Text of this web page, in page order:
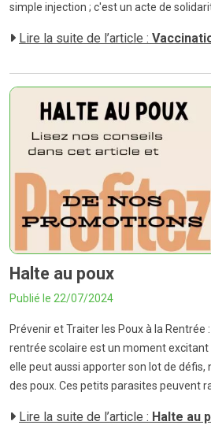
simple injection ; c'est un acte de
Lire la suite de l’article :
Halte au poux
Publié le 22/07/2024
Prévenir et Traiter les Poux à la
rentrée scolaire est un moment
elle peut aussi apporter son lot de défis,
des poux. Ces petits parasites peuvent
Lire la suite de l’article : Halte au